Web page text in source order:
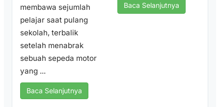
membawa sejumlah
pelajar saat pulang
sekolah, terbalik
setelah menabrak
sebuah sepeda motor
yang ...
Baca Selanjutnya
Baca Selanjutnya